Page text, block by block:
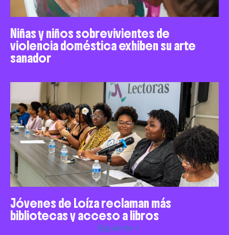
Niñas y niños sobrevivientes de
violencia doméstica exhiben su arte
sanador
Jóvenes de Loíza reclaman más
bibliotecas y acceso a libros
Siguiente »